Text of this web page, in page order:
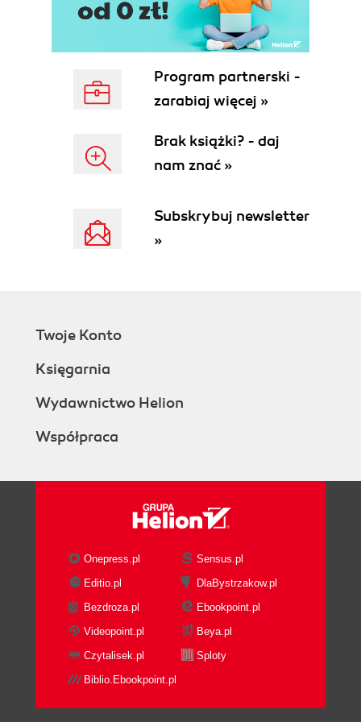
Program partnerski -
zarabiaj więcej »
Brak książki? - daj
nam znać »
Subskrybuj newsletter
»
Twoje Konto
Księgarnia
Wydawnictwo Helion
Współpraca
Onepress.pl
Sensus.pl
Editio.pl
DlaBystrzakow.pl
Bezdroza.pl
Ebookpoint.pl
Videopoint.pl
Beya.pl
Czytalisek.pl
Sploty
Biblio.Ebookpoint.pl